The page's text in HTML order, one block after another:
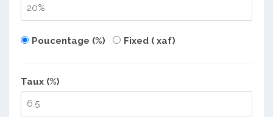
Poucentage (%) Fixed ( xaf)
Taux (%)